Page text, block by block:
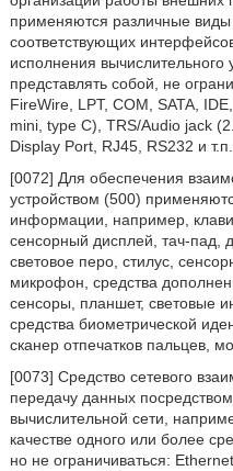
применяются различные
соответствующих
исполнения вычислительного
представлять собой, не
FireWire, LPT, COM, SATA,
mini, type C), TRS/Audio jack
Display Port, RJ45, RS232 и т.п.
[0072] Для обеспечения
устройством (500)
информации, например,
сенсорный дисплей, тач-пад,
световое перо, стилус,
микрофон, средства
сенсоры, планшет, световые
средства биометрической
сканер отпечатков пальцев,
[0073] Средство сетевого
передачу данных
вычислительной сети,
качестве одного или более
но не ограничиваться: